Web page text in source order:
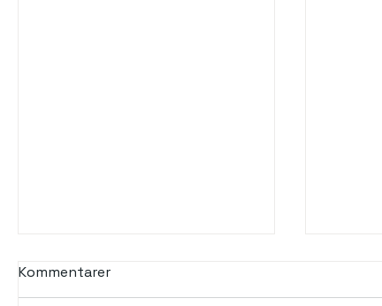
Kommentarer